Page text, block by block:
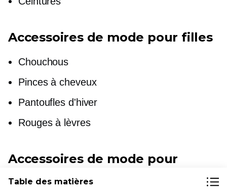
Accessoires de mode pour filles
Chouchous
Pinces à cheveux
Pantoufles d'hiver
Rouges à lèvres
Accessoires de mode pour
garçons
Table des matières